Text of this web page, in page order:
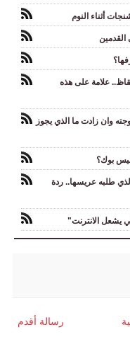
علامة على هذه
وان زادت ما الذي يجوز
بوك؟
طلبه عريسها.. ردة
يشعل الانترنت"
رسالة أقدم